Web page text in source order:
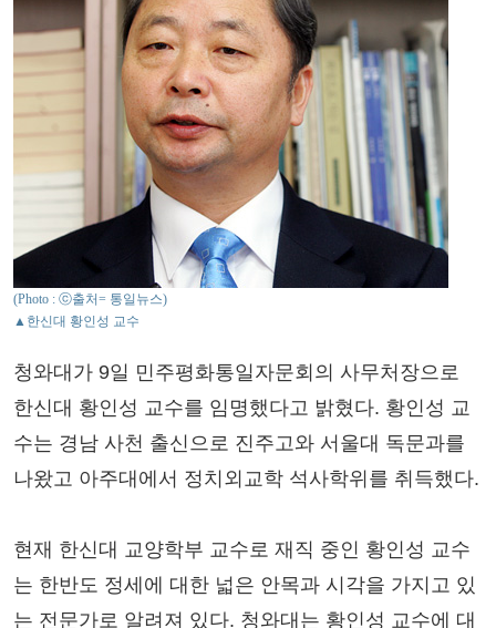
(Photo : ⓒ출처= 통일뉴스)
▲한신대 황인성 교수
청와대가 9일 민주평화통일자문회의 사무처장으로
한신대 황인성 교수를 임명했다고 밝혔다. 황인성 교
수는 경남 사천 출신으로 진주고와 서울대 독문과를
나왔고 아주대에서 정치외교학 석사학위를 취득했다.
현재 한신대 교양학부 교수로 재직 중인 황인성 교수
는 한반도 정세에 대한 넓은 안목과 시각을 가지고 있
는 전문가로 알려져 있다. 청와대는 황인성 교수에 대